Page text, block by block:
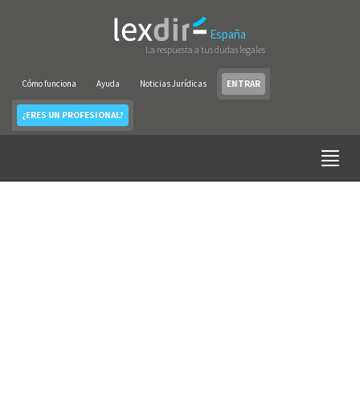
España
La respuesta a tus dudas legales
Cómo funciona Ayuda Noticias Jurídicas ENTRAR
¿ERES UN PROFESIONAL?